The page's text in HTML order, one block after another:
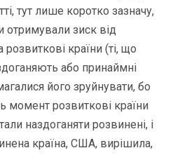
тут лише коротко зазначу,
отримували зиск від
розвиткові країни (ті, що
або принаймні
його зруйнувати, бо
момент розвиткові країни
наздоганяти розвинені, і
країна, США, вирішила,